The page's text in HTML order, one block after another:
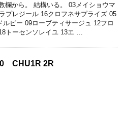
欄から。 結構いる。 03メイショウマ
プレジール 16クロフネサプライズ 05
ルビー 09ローブティサージュ 12フロ
トーセンソレイユ 13エ …
CHU1R 2R